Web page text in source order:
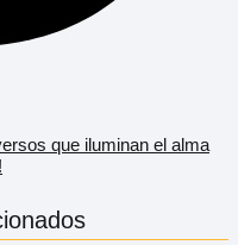
que iluminan el alma